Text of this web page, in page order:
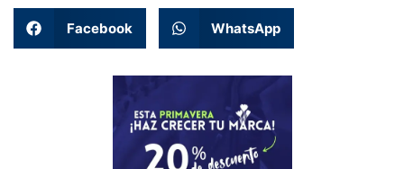
Facebook WhatsApp